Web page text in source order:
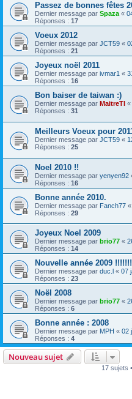
Passez de bonnes fêtes
Dernier message par Spaza «
Réponses : 17
Voeux 2012
Dernier message par JCT59 «
Réponses : 21
Joyeux noël 2011
Dernier message par ivmar1 «
Réponses : 16
Bon baiser de taiwan :)
Dernier message par MaitreTI «
Réponses : 31
Meilleurs Voeux pour
Dernier message par JCT59 «
Réponses : 25
Noel 2010 !!
Dernier message par yenyen92
Réponses : 16
Bonne année 2010.
Dernier message par Fanch77 «
Réponses : 29
Joyeux Noel 2009
Dernier message par brio77 «
Réponses : 14
Nouvelle année 2009 !!!!!!!
Dernier message par duc.l « 07
Réponses : 23
Noël 2008
Dernier message par brio77 «
Réponses : 6
Bonne année : 2008
Dernier message par MPH « 02
Réponses : 4
Nouveau sujet
17 sujets